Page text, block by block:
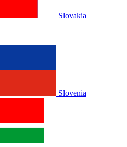
Slovakia
Slovenia